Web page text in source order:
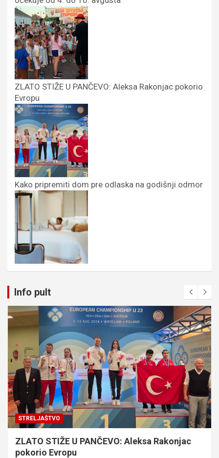
ZLATO STIŽE U PANČEVO: Aleksa Rakonjac pokorio
Evropu
Kako pripremiti dom pre odlaska na godišnji odmor
Info pult
STRELJAŠTVO
ZLATO STIŽE U PANČEVO: Aleksa Rakonjac
pokorio Evropu